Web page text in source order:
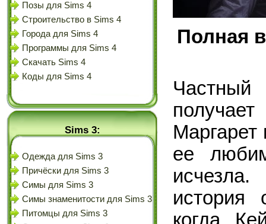
Позы для Sims 4
Строительство в Sims 4
Города для Sims 4
Программы для Sims 4
Скачать Sims 4
Коды для Sims 4
Sims 3:
Одежда для Sims 3
Причёски для Sims 3
Симы для Sims 3
Симы знаменитости для Sims 3
Питомцы для Sims 3
Полная
Маргарет
ее